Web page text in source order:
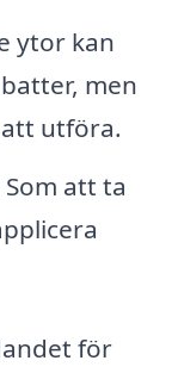
ytor kan
men
utföra.
att ta
för